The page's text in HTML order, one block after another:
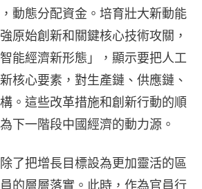
動態分配資金。培育壯大新動能
原始創新和關鍵核心技術攻關，
能經濟新形態」，顯示要把人工
核心要素，對生產鏈、供應鏈、
。這些改革措施和創新行動的順
下一階段中國經濟的動力源。
了把增長目標設為更加靈活的區
的層層落實。此時，作為官員行